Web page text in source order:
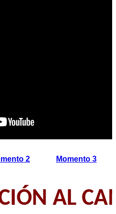
2 Momento 3
AL